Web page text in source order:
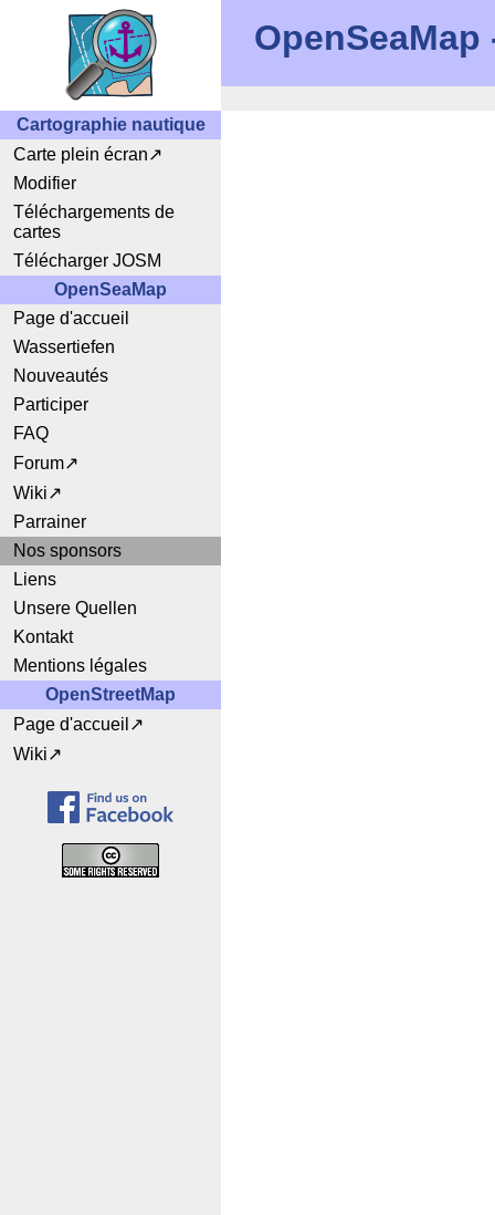
Cartographie nautique
Carte plein écran
Modifier
Téléchargements de
cartes
Télécharger JOSM
OpenSeaMap
Page d'accueil
Wassertiefen
Nouveautés
Participer
FAQ
Forum
Wiki
Parrainer
Nos sponsors
Liens
Unsere Quellen
Kontakt
Mentions légales
OpenStreetMap
Page d'accueil
Wiki